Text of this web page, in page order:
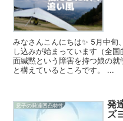
みなさんこんにちは✨ 5月中旬
し込みが始まっています（全
面緘黙という障害を持つ娘の
と構えているところです。 ...
息子の発達凹凸特性
発
ズ